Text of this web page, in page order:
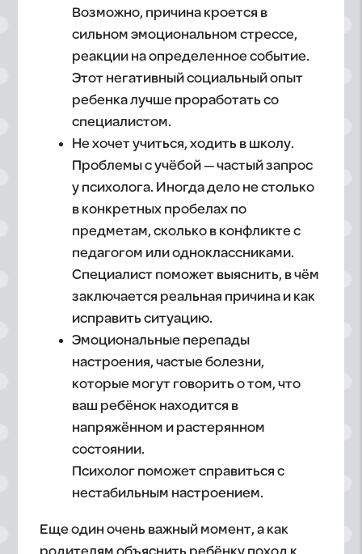
Возможно, причина кроется в
сильном эмоциональном стрессе,
реакции на определенное событие.
Этот негативный социальный опыт
ребенка лучше проработать со
специалистом. ‍
Не хочет учиться, ходить в школу.
Проблемы с учёбой — частый запрос
у психолога. Иногда дело не столько
в конкретных пробелах по
предметам, сколько в конфликте с
педагогом или одноклассниками.
Специалист поможет выяснить, в чём
заключается реальная причина и как
исправить ситуацию.
Эмоциональные перепады
настроения, частые болезни,
которые могут говорить о том, что
ваш ребёнок находится в
напряжённом и растерянном
состоянии.
Психолог поможет справиться с
нестабильным настроением.
Еще один очень важный момент, а как